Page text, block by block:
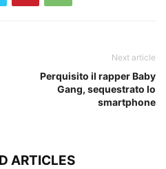
Next article
Perquisito il rapper Baby
Gang, sequestrato lo
smartphone
ARTICLES